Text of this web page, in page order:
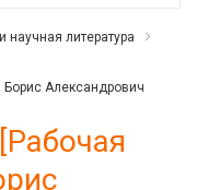
научная литература
Борис Александрович